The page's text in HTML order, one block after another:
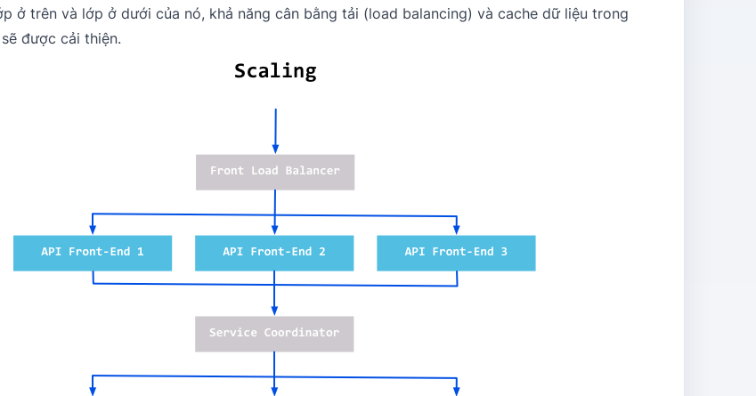
ở trên và lớp ở dưới của nó, khả năng cân bằng tải (load balancing) và cache dữ liệu trong
được cải thiện.